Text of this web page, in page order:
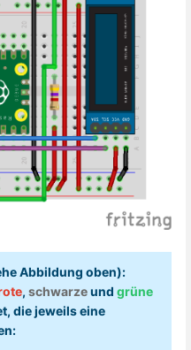
Abbildung oben):
, schwarzeund grüne
die jeweils eine